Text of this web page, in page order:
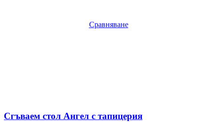
Сравняване
Сгъваем стол Ангел с тапицерия